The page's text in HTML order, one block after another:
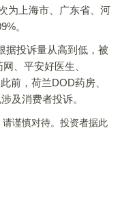
为上海市、广东省、河
。
投诉量从高到低，被
、平安好医生、
前，荷兰DOD药房、
及消费者投诉。
谨慎对待。投资者据此